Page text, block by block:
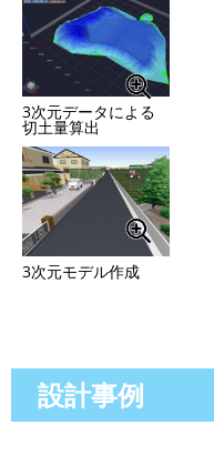
3次元データによる
切土量算出
3次元モデル作成
設計事例